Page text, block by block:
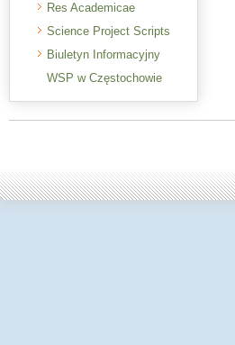
Res Academicae
Science Project Scripts
Biuletyn Informacyjny
WSP w Częstochowie